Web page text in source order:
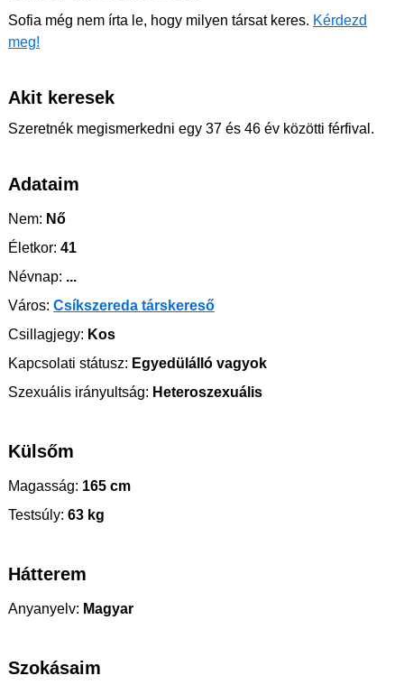
Sofia még nem írta le, hogy milyen társat keres. Kérdezd
meg!
Akit keresek
Szeretnék megismerkedni egy 37 és 46 év közötti férfival.
Adataim
Nem: Nő
Életkor: 41
Névnap: ...
Város: Csíkszereda társkereső
Csillagjegy: Kos
Kapcsolati státusz: Egyedülálló vagyok
Szexuális irányultság: Heteroszexuális
Külsőm
Magasság: 165 cm
Testsúly: 63 kg
Hátterem
Anyanyelv: Magyar
Szokásaim